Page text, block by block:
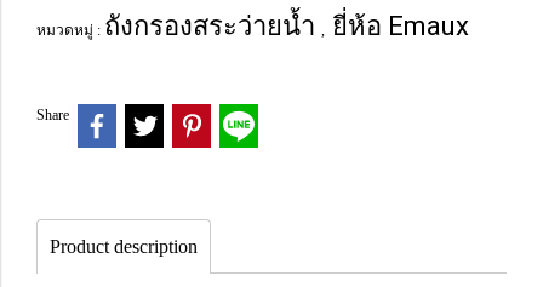
หมวดหมู่ : ถังกรองสระว่ายน้ำ , ยี่ห้อ Emaux
Share
Product description